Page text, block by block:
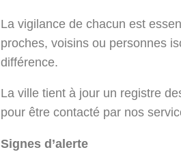
La vigilance de chacun est
proches, voisins ou personnes
différence.
La ville tient à jour un registre
pour être contacté par nos
Signes d’alerte